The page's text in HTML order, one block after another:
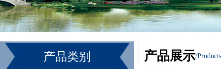
产品类别 产品展示/Products